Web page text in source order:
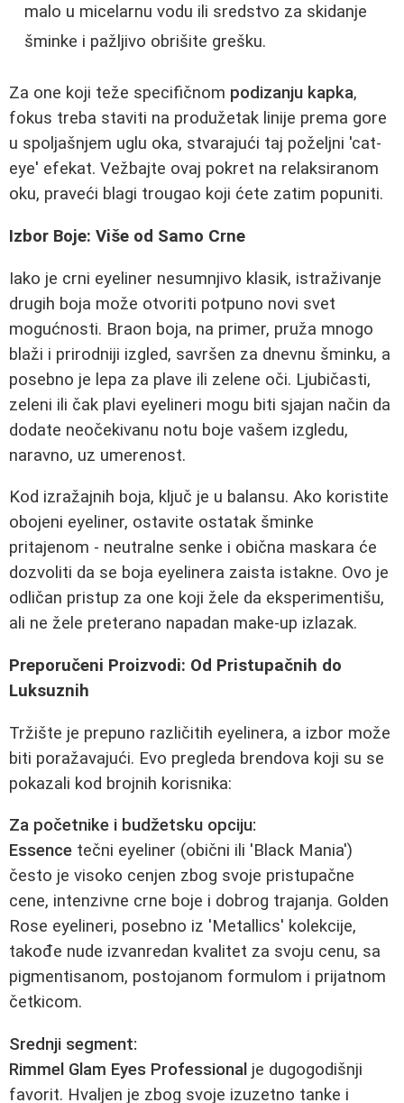
malo u micelarnu vodu ili sredstvo za skidanje
šminke i pažljivo obrišite grešku.
Za one koji teže specifičnom podizanju kapka,
fokus treba staviti na produžetak linije prema gore
u spoljašnjem uglu oka, stvarajući taj poželjni 'cat-
eye' efekat. Vežbajte ovaj pokret na relaksiranom
oku, praveći blagi trougao koji ćete zatim popuniti.
Izbor Boje: Više od Samo Crne
Iako je crni eyeliner nesumnjivo klasik, istraživanje
drugih boja može otvoriti potpuno novi svet
mogućnosti. Braon boja, na primer, pruža mnogo
blaži i prirodniji izgled, savršen za dnevnu šminku, a
posebno je lepa za plave ili zelene oči. Ljubičasti,
zeleni ili čak plavi eyelineri mogu biti sjajan način da
dodate neočekivanu notu boje vašem izgledu,
naravno, uz umerenost.
Kod izražajnih boja, ključ je u balansu. Ako koristite
obojeni eyeliner, ostavite ostatak šminke
pritajenom - neutralne senke i obična maskara će
dozvoliti da se boja eyelinera zaista istakne. Ovo je
odličan pristup za one koji žele da eksperimentišu,
ali ne žele preterano napadan make-up izlazak.
Preporučeni Proizvodi: Od Pristupačnih do
Luksuznih
Tržište je prepuno različitih eyelinera, a izbor može
biti poražavajući. Evo pregleda brendova koji su se
pokazali kod brojnih korisnika:
Za početnike i budžetsku opciju:
Essence tečni eyeliner (obični ili 'Black Mania')
često je visoko cenjen zbog svoje pristupačne
cene, intenzivne crne boje i dobrog trajanja. Golden
Rose eyelineri, posebno iz 'Metallics' kolekcije,
takođe nude izvanredan kvalitet za svoju cenu, sa
pigmentisanom, postojanom formulom i prijatnom
četkicom.
Srednji segment:
Rimmel Glam Eyes Professional je dugogodišnji
favorit. Hvaljen je zbog svoje izuzetno tanke i